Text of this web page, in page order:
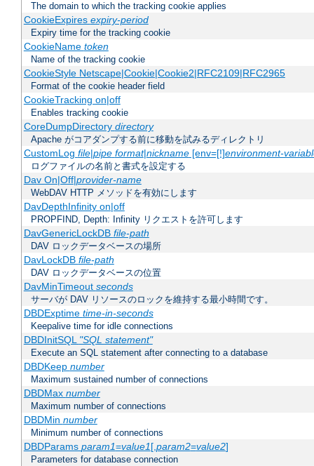
The domain to which the tracking cookie applies
CookieExpires expiry-period
Expiry time for the tracking cookie
CookieName token
Name of the tracking cookie
CookieStyle Netscape|Cookie|Cookie2|RFC2109|RFC2965
Format of the cookie header field
CookieTracking on|off
Enables tracking cookie
CoreDumpDirectory directory
Apache がコアダンプする前に移動を試みるディレクトリ
CustomLog file|pipe format|nickname[env=[!]environment-
ログファイルの名前と書式を設定する
Dav On|Off|provider-name
WebDAV HTTP メソッドを有効にします
DavDepthInfinity on|off
PROPFIND, Depth: Infinity リクエストを許可します
DavGenericLockDB file-path
DAV ロックデータベースの場所
DavLockDB file-path
DAV ロックデータベースの位置
DavMinTimeout seconds
サーバが DAV リソースのロックを維持する最小時間です。
DBDExptime time-in-seconds
Keepalive time for idle connections
DBDInitSQL "SQL statement"
Execute an SQL statement after connecting to a database
DBDKeep number
Maximum sustained number of connections
DBDMax number
Maximum number of connections
DBDMin number
Minimum number of connections
DBDParams param1=value1[,param2=value2]
Parameters for database connection